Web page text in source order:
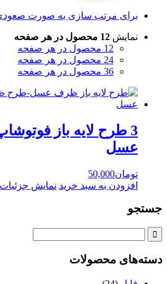
برای مرتب سازی به صورت صعودی
نمایش 12 محصول در هر صفحه
12 محصول در هر صفحه
24 محصول در هر صفحه
36 محصول در هر صفحه
3 طرح لايه باز
عسل
تومان50,000
افزودن به سبد خرید نمایش جزئیات
جستجو
دسته‌های محصولات